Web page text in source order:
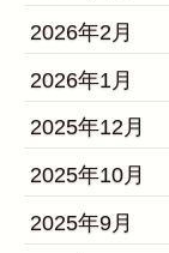
2026年2月
2026年1月
2025年12月
2025年10月
2025年9月